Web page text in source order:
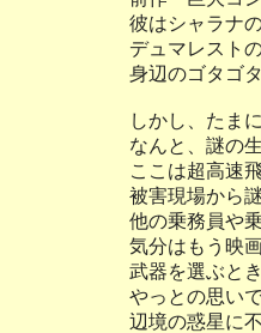
彼はシャラナ
デュマレスト
身辺のゴタゴ
しかし、たま
なんと、謎の
ここは超高速
被害現場から
他の乗務員や
気分はもう映
武器を選ぶと
やっとの思い
辺境の惑星に